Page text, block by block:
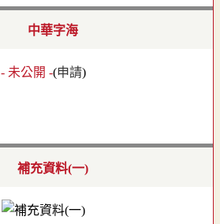
中華字海
- 未公開 -(申請)
補充資料(一)